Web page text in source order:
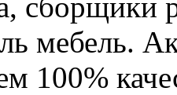
мебель.
100%